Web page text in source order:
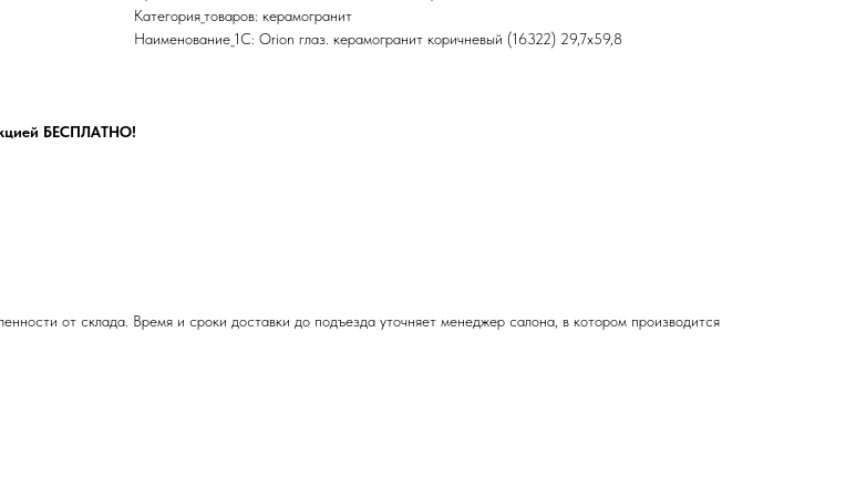
Категория_товаров: керамогранит
Наименование_1С: Orion глаз. керамогранит коричневый (16322) 29,7x59,8
БЕСПЛАТНО!
от склада. Время и сроки доставки до подъезда уточняет менеджер салона, в котором производится